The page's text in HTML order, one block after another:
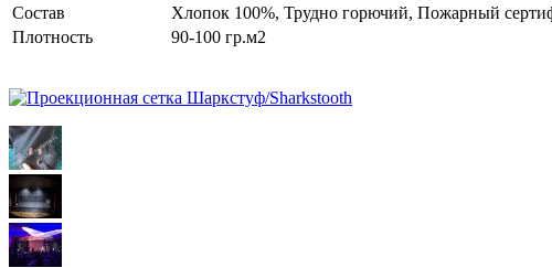
Состав
Хлопок 100%, Трудно горючий, Пожарный
Плотность
90-100 гр.м2